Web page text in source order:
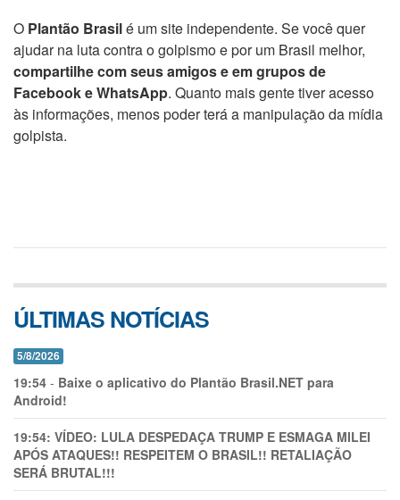
O Plantão Brasilé um site independente. Se você quer
ajudar na luta contra o golpismo e por um Brasil melhor,
compartilhe com seus amigos e em grupos de
Facebook e WhatsApp. Quanto mais gente tiver acesso
às informações, menos poder terá a manipulação da mídia
golpista.
ÚLTIMAS NOTÍCIAS
5/8/2026
19:54 - Baixe o aplicativo do Plantão Brasil.NET para
Android!
19:54: VÍDEO: LULA DESPEDAÇA TRUMP E ESMAGA MILEI
APÓS ATAQUES!! RESPEITEM O BRASIL!! RETALIAÇÃO
SERÁ BRUTAL!!!